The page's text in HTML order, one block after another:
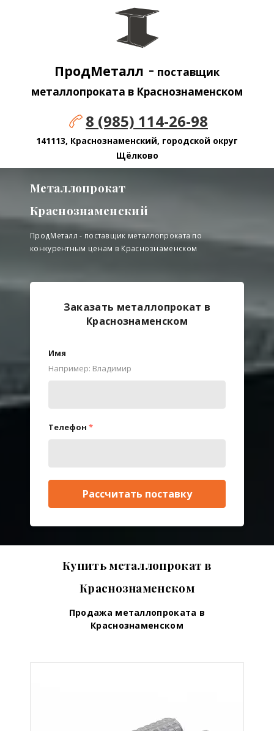
ПродМеталл - поставщик
металлопроката в Краснознаменском
8 (985) 114-26-98
141113, Краснознаменский, городской округ
Щёлково
Металлопрокат
Краснознаменский
ПродМеталл - поставщик металлопроката по
конкурентным ценам в Краснознаменском
Заказать металлопрокат в
Краснознаменском
Имя
Например: Владимир
Телефон *
Рассчитать поставку
Купить металлопрокат в
Краснознаменском
Продажа металлопроката в
Краснознаменском